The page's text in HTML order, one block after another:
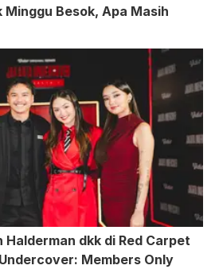
Minggu Besok, Apa Masih
dkk di Red Carpet
Members Only